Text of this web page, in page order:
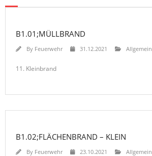
B1.01;MÜLLBRAND
By Feuerwehr 31.12.2021 Allgemein
11. Kleinbrand
B1.02;FLÄCHENBRAND – KLEIN
By Feuerwehr 23.10.2021 Allgemein